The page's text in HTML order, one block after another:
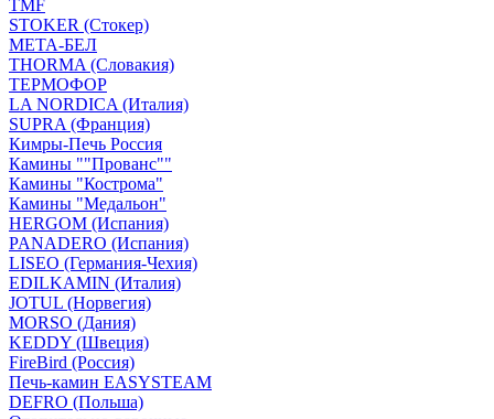
TMF
STOKER (Стокер)
МЕТА-БЕЛ
THORMA (Словакия)
ТЕРМОФОР
LA NORDICA (Италия)
SUPRA (Франция)
Кимры-Печь Россия
Камины ""Прованс""
Камины "Кострома"
Камины "Медальон"
HERGOM (Испания)
PANADERO (Испания)
LISEO (Германия-Чехия)
EDILKAMIN (Италия)
JOTUL (Норвегия)
MORSO (Дания)
KEDDY (Швеция)
FireBird (Россия)
Печь-камин EASYSTEAM
DEFRO (Польша)